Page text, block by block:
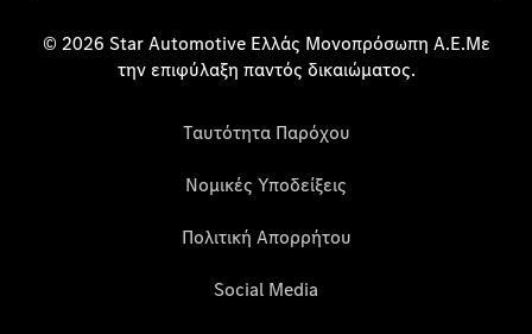
© 2026 Star Automotive Ελλάς Μονοπρόσωπη Α.Ε.Με
την επιφύλαξη παντός δικαιώματος.
Ταυτότητα Παρόχου
Νομικές Υποδείξεις
Πολιτική Απορρήτου
Social Media